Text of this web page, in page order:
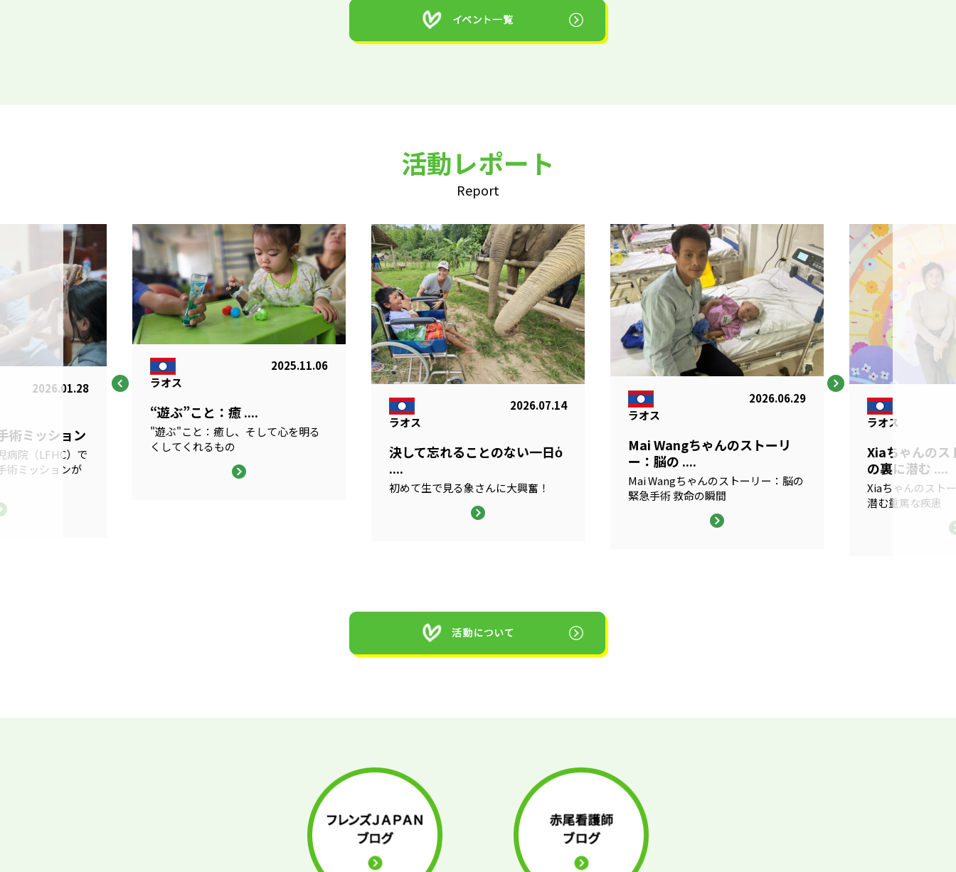
活動レポート
Report
2026.01.28
術ミッション
病院（LFHC）で
術ミッションが
ラオス
2025.11.06
“遊ぶ”こと：癒 ....
"遊ぶ"こと：癒し、そして心を明る
くしてくれるもの
ラオス
2026.07.14
決して忘れることのない一日ὁ
....
初めて生で見る象さんに大興奮！
ラオス
2026.06.29
Mai Wangちゃんのストーリ
ー：脳の ....
Mai Wangちゃんのストーリー：脳の
緊急手術 救命の瞬間
ラオス
Xiaちゃんのス
の裏に潜む ....
Xiaちゃんのスト
潜む重篤な疾患